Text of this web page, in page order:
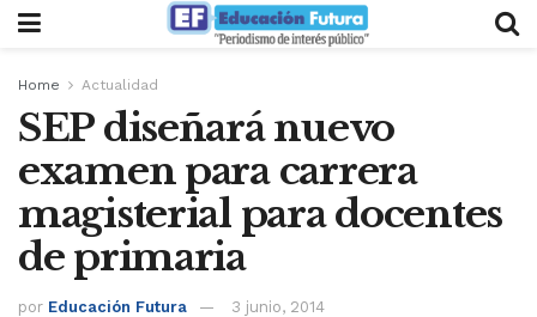
Home Actualidad
SEP diseñará nuevo
examen para carrera
magisterial para docentes
de primaria
por Educación Futura 3 junio, 2014